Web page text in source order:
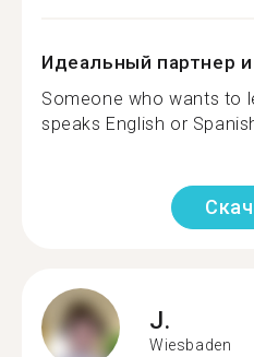
Идеальный партнер
Someone who wants to
speaks English or
J.
Wiesbaden